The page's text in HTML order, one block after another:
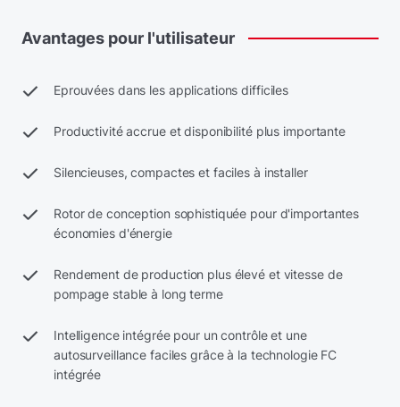
Avantages pour l'utilisateur
Eprouvées dans les applications difficiles
Productivité accrue et disponibilité plus importante
Silencieuses, compactes et faciles à installer
Rotor de conception sophistiquée pour d'importantes
économies d'énergie
Rendement de production plus élevé et vitesse de
pompage stable à long terme
Intelligence intégrée pour un contrôle et une
autosurveillance faciles grâce à la technologie FC
intégrée